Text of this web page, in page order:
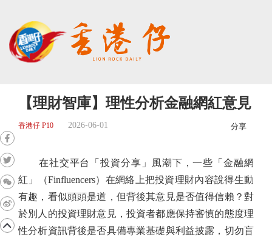
【理財智庫】理性分析金融網紅意見
香港仔 P10 2026-06-01 分享
在社交平台「投資分享」風潮下，一些「金融網
紅」（Finfluencers）在網絡上把投資理財內容說得生動
有趣，看似頭頭是道，但背後其意見是否值得信賴？對
於別人的投資理財意見，投資者都應保持審慎的態度理
性分析資訊背後是否具備專業基礎與利益披露，切勿盲